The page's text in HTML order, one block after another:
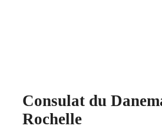
Consulat du
Rochelle